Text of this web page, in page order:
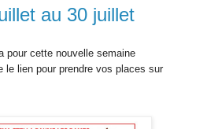
au 30 juillet
pour cette nouvelle semaine
le lien pour prendre vos places sur